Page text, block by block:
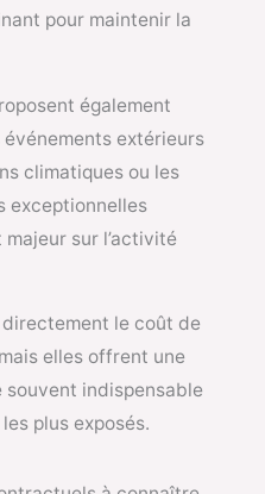
pour maintenir la
également
extérieurs
climatiques ou les
exceptionnelles
sur l’activité
le coût de
elles offrent une
indispensable
plus exposés.